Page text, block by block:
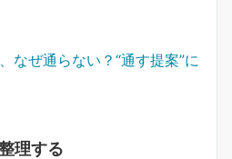
なぜ通らない？“通す提案”に
理する